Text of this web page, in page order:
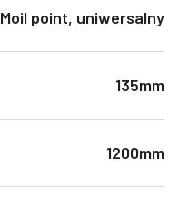
Moil point, uniwersalny
135mm
1200mm